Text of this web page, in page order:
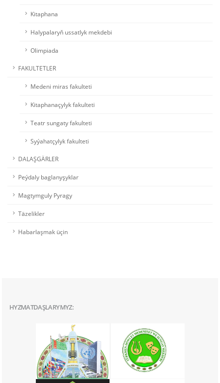
Kitaphana
Halypalaryň ussatlyk mekdebi
Olimpiada
FAKULTETLER
Medeni miras fakulteti
Kitaphanaçylyk fakulteti
Teatr sungaty fakulteti
Syýahatçylyk fakulteti
DALAŞGÄRLER
Peýdaly baglanyşyklar
Magtymguly Pyragy
Täzelikler
Habarlaşmak üçin
HYZMATDAŞLARYMYZ: